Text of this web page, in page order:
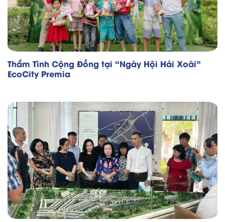
Thắm Tình Cộng Đồng tại “Ngày Hội Hái Xoài”
EcoCity Premia